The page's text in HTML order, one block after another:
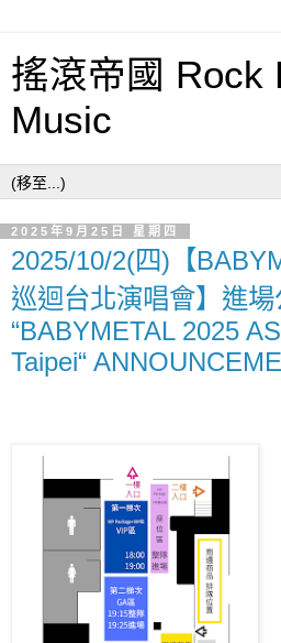
搖滾帝國 Rock
Music
2025年9月25日 星期四
2025/10/2(四)【
巡迴台北演唱會】進
“BABYMETAL 2025
Taipei“